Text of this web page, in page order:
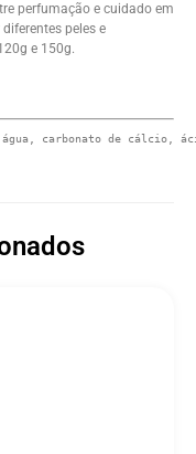
perfumação e cuidado em
peles e
e 150g.
água, carbonato de